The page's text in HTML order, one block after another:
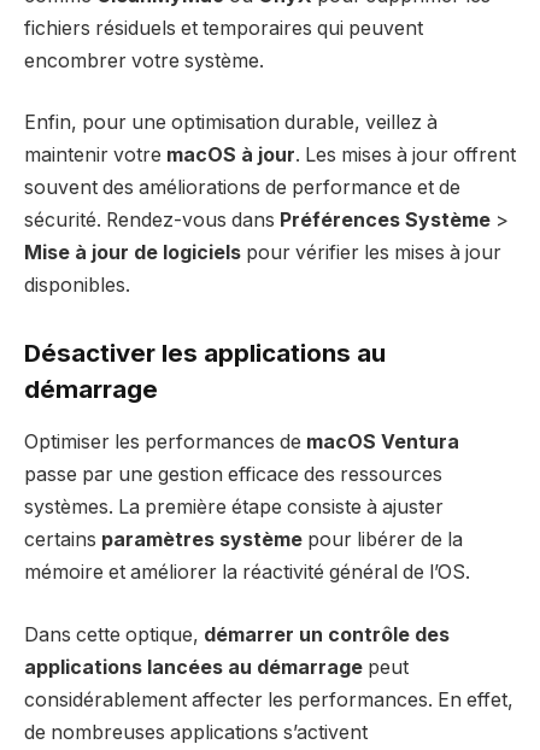
fichiers résiduels et temporaires qui peuvent
encombrer votre système.
Enfin, pour une optimisation durable, veillez à
maintenir votre macOS à jour. Les mises à jour offrent
souvent des améliorations de performance et de
sécurité. Rendez-vous dans Préférences Système >
Mise à jour de logiciels pour vérifier les mises à jour
disponibles.
Désactiver les applications au
démarrage
Optimiser les performances de macOS Ventura
passe par une gestion efficace des ressources
systèmes. La première étape consiste à ajuster
certains paramètres système pour libérer de la
mémoire et améliorer la réactivité général de l’OS.
Dans cette optique, démarrer un contrôle des
applications lancées au démarrage peut
considérablement affecter les performances. En effet,
de nombreuses applications s’activent